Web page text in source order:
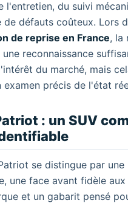
l'entretien, du suivi
de défauts coûteux. Lors
de reprise en France, la
reconnaissance
du marché, mais
examen précis de l'état
: un SUV
se distingue par une
une face avant fidèle
et un gabarit pensé